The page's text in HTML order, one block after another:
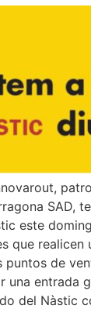
SAD,
este
que realicen
puntos de
una entrada
del Nàstic